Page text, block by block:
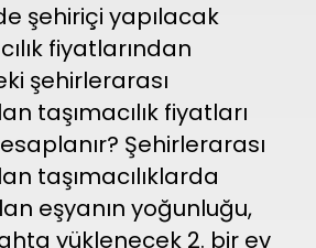
şehiriçi yapılacak
fiyatlarından
şehirlerarası
taşımacılık fiyatları
Şehirlerarası
taşımacılıklarda
eşyanın yoğunluğu,
yüklenecek 2. bir ev